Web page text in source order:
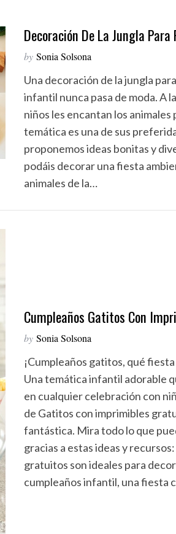
Decoración De La Jungla
by Sonia Solsona
Una decoración de la jungla
infantil nunca pasa de moda. A
niños les encantan los animales
temática es una de sus
proponemos ideas bonitas y
podáis decorar una fiesta
animales de la…
Cumpleaños Gatitos Con
by Sonia Solsona
¡Cumpleaños gatitos, qué
Una temática infantil adorable
en cualquier celebración con
de Gatitos con imprimibles
fantástica. Mira todo lo que
gracias a estas ideas y
gratuitos son ideales para
cumpleaños infantil, una fiesta